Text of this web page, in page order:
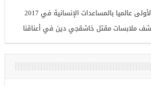
الثاني من خط مترو ” أوسكودار- جكمة كوي”
عالميا بالمساعدات الإنسانية في 2017